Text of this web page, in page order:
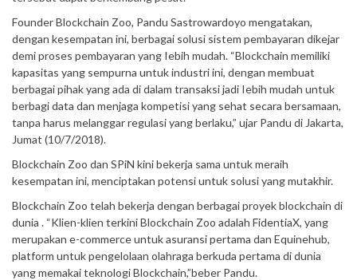
Founder Blockchain Zoo, Pandu Sastrowardoyo mengatakan,
dengan kesempatan ini, berbagai solusi sistem pembayaran dikejar
demi proses pembayaran yang Iebih mudah. “Blockchain memiliki
kapasitas yang sempurna untuk industri ini, dengan membuat
berbagai pihak yang ada di dalam transaksi jadi Iebih mudah untuk
berbagi data dan menjaga kompetisi yang sehat secara bersamaan,
tanpa harus melanggar regulasi yang berlaku,” ujar Pandu di Jakarta,
Jumat (10/7/2018).
Blockchain Zoo dan SPiN kini bekerja sama untuk meraih
kesempatan ini, menciptakan potensi untuk solusi yang mutakhir.
Blockchain Zoo telah bekerja dengan berbagai proyek blockchain di
dunia . “Klien-klien terkini Blockchain Zoo adalah FidentiaX, yang
merupakan e-commerce untuk asuransi pertama dan Equinehub,
platform untuk pengelolaan olahraga berkuda pertama di dunia
yang memakai teknologi Blockchain,”beber Pandu.